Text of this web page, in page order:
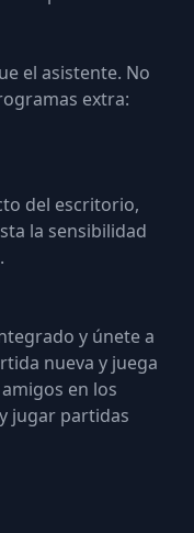
el asistente. No
extra:
del escritorio,
la sensibilidad
y únete a
nueva y juega
en los
jugar partidas